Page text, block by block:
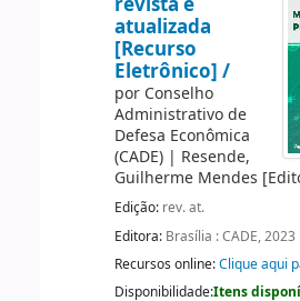
atualizada
[Recurso
Eletrônico] /
por Conselho
Administrativo de
Defesa Econômica
(CADE)| Resende,
Guilherme Mendes
Edição: rev. at.
Editora: Brasília : CADE, 2023
Recursos online:Clique aqui
Disponibilidade:Itens